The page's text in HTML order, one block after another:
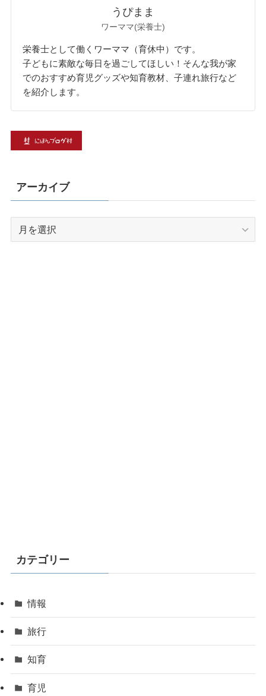
うぴまま
ワーママ(栄養士)
栄養士として働くワーママ（育休中）です。
子どもに素敵な毎日を過ごしてほしい！そんな我が家
でのおすすめ育児グッズや知育教材、子連れ旅行など
を紹介します。
アーカイブ
カテゴリー
情報
旅行
知育
育児